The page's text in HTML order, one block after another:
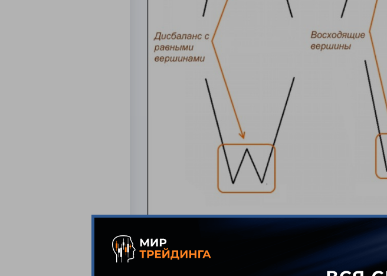
Дисбаланс представляет собой период
примерно равны и тренд временно